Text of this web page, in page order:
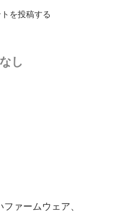
を投稿する
し
ファームウェア、